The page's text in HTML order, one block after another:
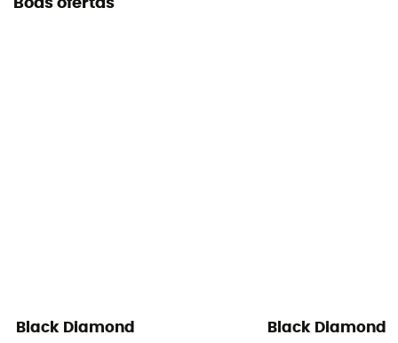
Boas ofertas
Black Diamond Black Diamond